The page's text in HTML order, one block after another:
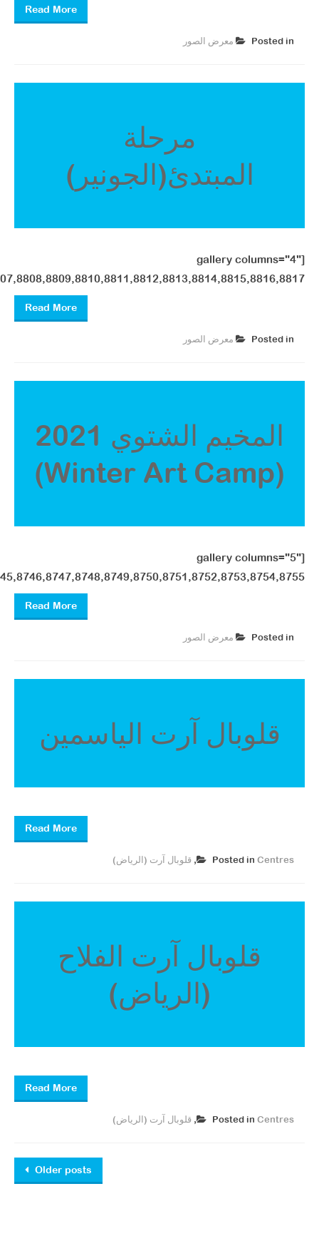
Read More
Posted in معرض الصور ​
مرحلة
المبتدئ(الجونير)
[gallery columns="4"
Read More
Posted in معرض الصور ​
المخيم الشتوي 2021
(Winter Art Camp)
[gallery columns="5"
Read More
Posted in معرض الصور ​
قلوبال آرت الياسمين
Read More
Posted in Centres
, قلوبال آرت (الرياض)
قلوبال آرت الفلاح
(الرياض)
Read More
Posted in Centres
, قلوبال آرت (الرياض)
Older posts